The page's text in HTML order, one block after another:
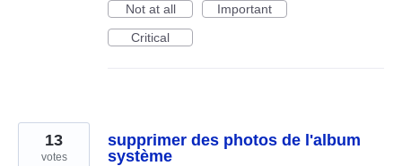
Not at all
Important
Critical
supprimer des photos de l'album
système
13
votes